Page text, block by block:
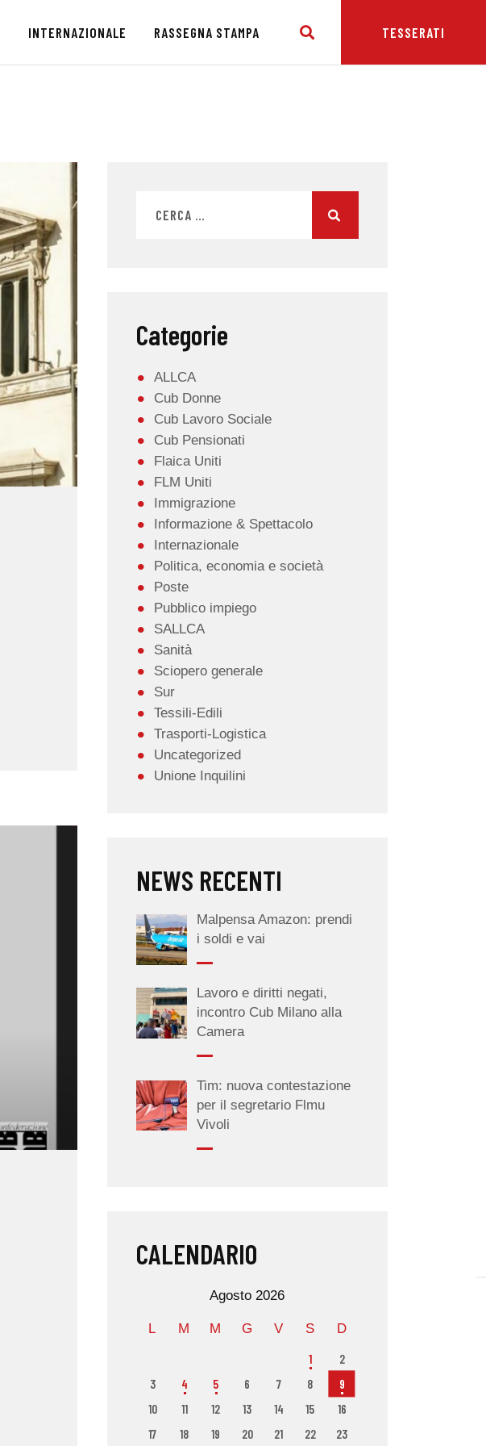
INTERNAZIONALE RASSEGNA STAMPA TESSERATI
Categorie
ALLCA
Cub Donne
Cub Lavoro Sociale
Cub Pensionati
Flaica Uniti
FLM Uniti
Immigrazione
Informazione & Spettacolo
Internazionale
Politica, economia e società
Poste
Pubblico impiego
SALLCA
Sanità
Sciopero generale
Sur
Tessili-Edili
Trasporti-Logistica
Uncategorized
Unione Inquilini
NEWS RECENTI
Malpensa Amazon: prendi
i soldi e vai
Lavoro e diritti negati,
incontro Cub Milano alla
Camera
Tim: nuova contestazione
per il segretario Flmu
Vivoli
CALENDARIO
Agosto 2026
L M M G V S D
1
2
3
4 5 6 7 8
9
10
11 12 13 14 15
16
17
18 19 20 21 22 23